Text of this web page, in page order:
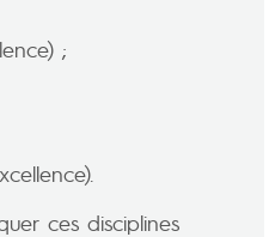
;
ces disciplines